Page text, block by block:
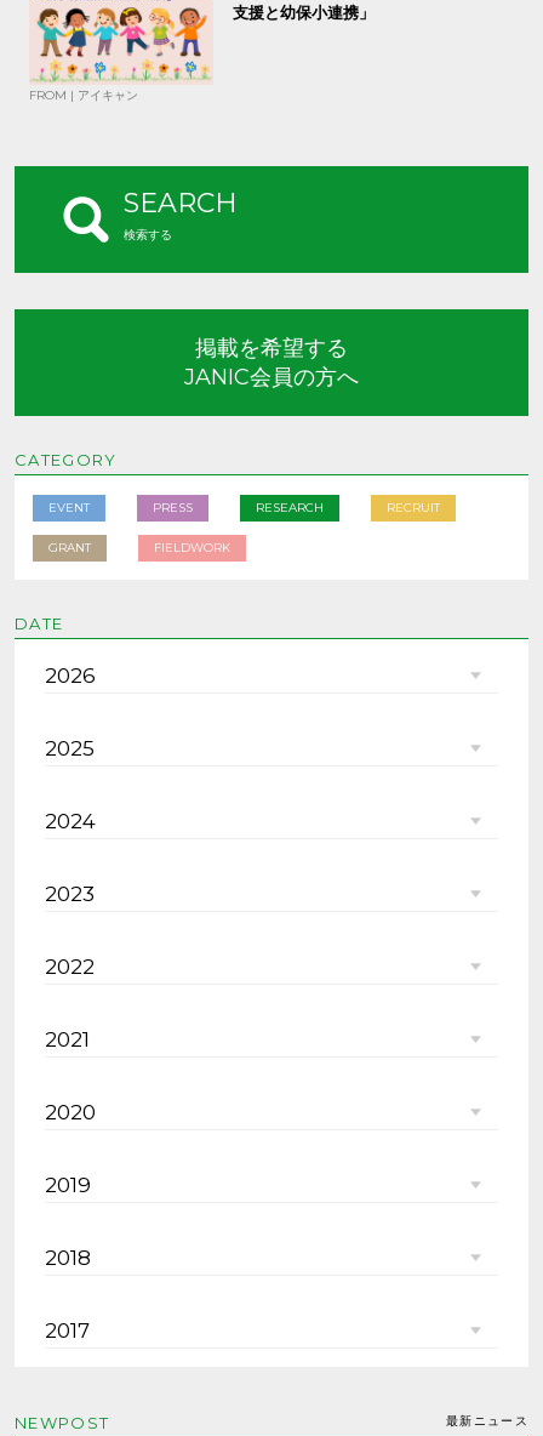
支援と幼保小連携」
FROM | アイキャン
SEARCH
検索する
掲載を希望する
JANIC会員の方へ
CATEGORY
EVENT PRESS RESEARCH RECRUIT
GRANT FIELDWORK
DATE
2026
2025
2024
2023
2022
2021
2020
2019
2018
2017
NEWPOST 最新ニュース